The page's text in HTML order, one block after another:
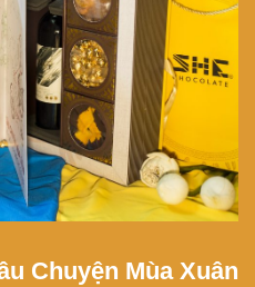
Chuyện Mùa Xuân